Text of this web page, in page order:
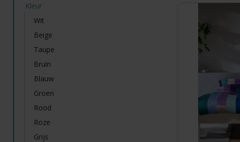
Kleur
Wit
Beige
Taupe
Bruin
Blauw
Groen
Rood
Roze
Grijs